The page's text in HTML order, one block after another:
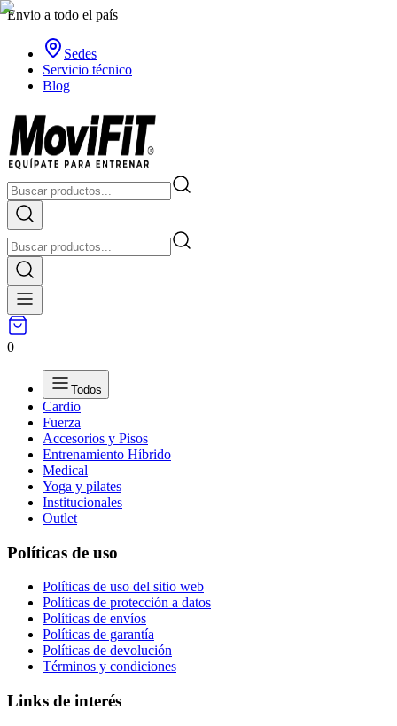
Envio a todo el país
Sedes
Servicio técnico
Blog
0
Todos
Cardio
Fuerza
Accesorios y Pisos
Entrenamiento Híbrido
Medical
Yoga y pilates
Institucionales
Outlet
Políticas de uso
Políticas de uso del sitio web
Políticas de protección a datos
Políticas de envíos
Políticas de garantía
Políticas de devolución
Términos y condiciones
Links de interés